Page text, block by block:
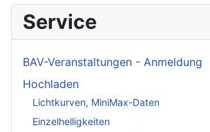
Service
BAV-Veranstaltungen - Anmeldung
Hochladen
Lichtkurven, MiniMax-Daten
Einzelhelligkeiten